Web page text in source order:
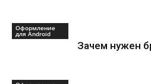
Оформление
для Android
Зачем нужен